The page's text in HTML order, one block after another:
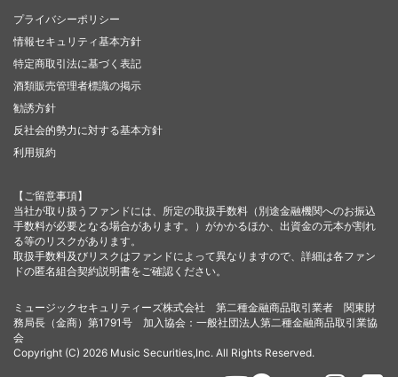
プライバシーポリシー
情報セキュリティ基本方針
特定商取引法に基づく表記
酒類販売管理者標識の掲示
勧誘方針
反社会的勢力に対する基本方針
利用規約
【ご留意事項】
当社が取り扱うファンドには、所定の取扱手数料（別途金融機関へのお振込
手数料が必要となる場合があります。）がかかるほか、出資金の元本が割れ
る等のリスクがあります。
取扱手数料及びリスクはファンドによって異なりますので、詳細は各ファン
ドの匿名組合契約説明書をご確認ください。
ミュージックセキュリティーズ株式会社 第二種金融商品取引業者 関東財
務局長（金商）第1791号 加入協会：一般社団法人第二種金融商品取引業協
会
Copyright (C) 2026 Music Securities,Inc. All Rights Reserved.